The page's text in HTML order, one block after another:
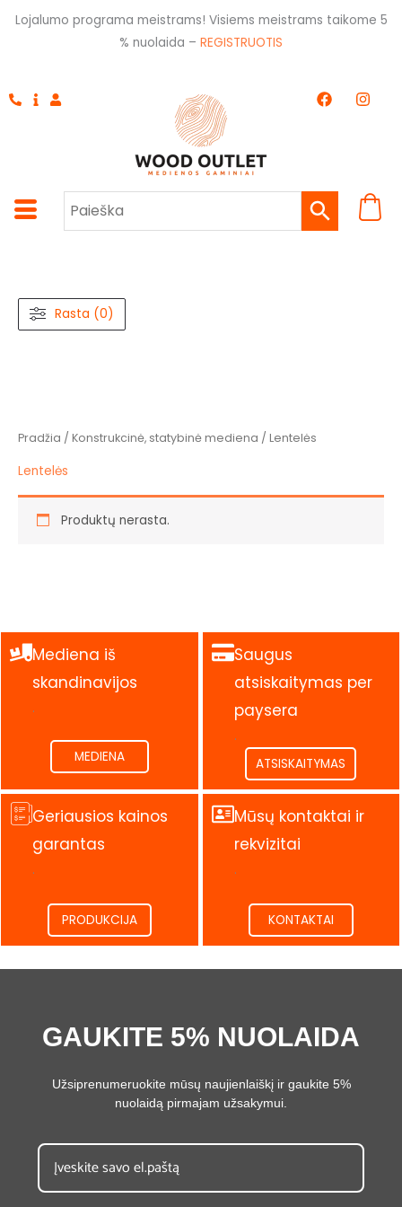
Pereiti
Lojalumo programa meistrams! Visiems meistrams taikome 5
% nuolaida – REGISTRUOTIS
F
a
k
I
n
a
m
Rasta (0)
Pradžia / Konstrukcinė, statybinė mediena / Lentelės
Lentelės
Produktų nerasta.
Mediena iš
skandinavijos
.
MEDIENA
Saugus
atsiskaitymas per
paysera
.
ATSISKAITYMAS
Geriausios kainos
garantas
.
PRODUKCIJA
Mūsų kontaktai ir
rekvizitai
.
KONTAKTAI
GAUKITE 5% NUOLAIDA
Užsiprenumeruokite mūsų naujienlaiškį ir gaukite 5%
nuolaidą pirmajam užsakymui.